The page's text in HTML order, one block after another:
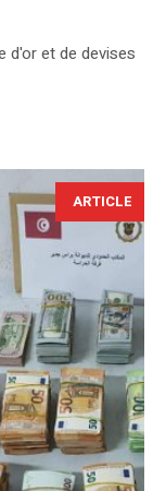
d'or et de devises
ARTICLE